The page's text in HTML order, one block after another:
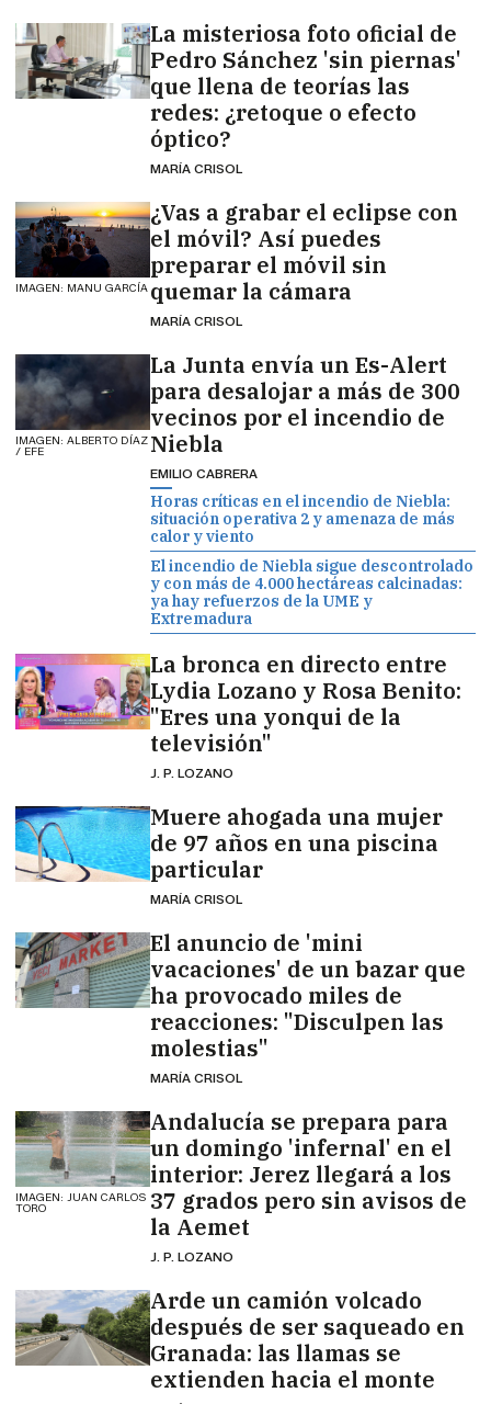
La misteriosa foto oficial de
Pedro Sánchez 'sin piernas'
que llena de teorías las
redes: ¿retoque o efecto
óptico?
MARÍA CRISOL
IMAGEN: MANU GARCÍA
¿Vas a grabar el eclipse con
el móvil? Así puedes
preparar el móvil sin
quemar la cámara
MARÍA CRISOL
IMAGEN: ALBERTO DÍAZ
/ EFE
La Junta envía un Es-Alert
para desalojar a más de 300
vecinos por el incendio de
Niebla
EMILIO CABRERA
Horas críticas en el incendio de Niebla:
situación operativa 2 y amenaza de más
calor y viento
El incendio de Niebla sigue descontrolado
y con más de 4.000 hectáreas calcinadas:
ya hay refuerzos de la UME y
Extremadura
La bronca en directo entre
Lydia Lozano y Rosa Benito:
"Eres una yonqui de la
televisión"
J. P. LOZANO
Muere ahogada una mujer
de 97 años en una piscina
particular
MARÍA CRISOL
El anuncio de 'mini
vacaciones' de un bazar que
ha provocado miles de
reacciones: "Disculpen las
molestias"
MARÍA CRISOL
IMAGEN: JUAN CARLOS
TORO
Andalucía se prepara para
un domingo 'infernal' en el
interior: Jerez llegará a los
37 grados pero sin avisos de
la Aemet
J. P. LOZANO
Arde un camión volcado
después de ser saqueado en
Granada: las llamas se
extienden hacia el monte